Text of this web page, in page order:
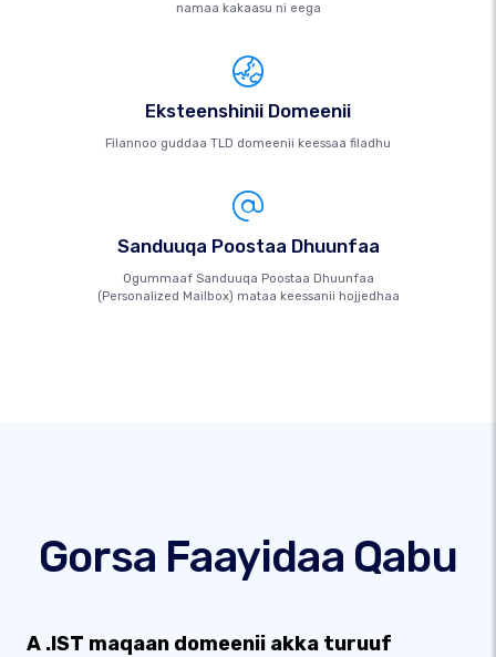
namaa kakaasu ni eega
Eksteenshinii Domeenii
Filannoo guddaa TLD domeenii keessaa filadhu
Sanduuqa Poostaa Dhuunfaa
Ogummaaf Sanduuqa Poostaa Dhuunfaa
(Personalized Mailbox) mataa keessanii hojjedhaa
Gorsa Faayidaa Qabu
A .IST maqaan domeenii akka turuuf